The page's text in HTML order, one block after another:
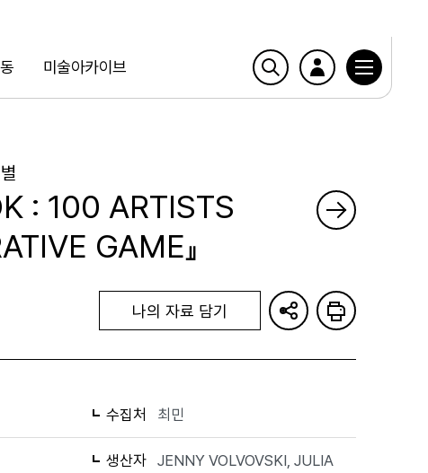
미술아카이브
: 100 ARTISTS
GAME』
나의 자료 담기
수집처 최민
생산자
JENNY VOLVOVSKI, JULIA